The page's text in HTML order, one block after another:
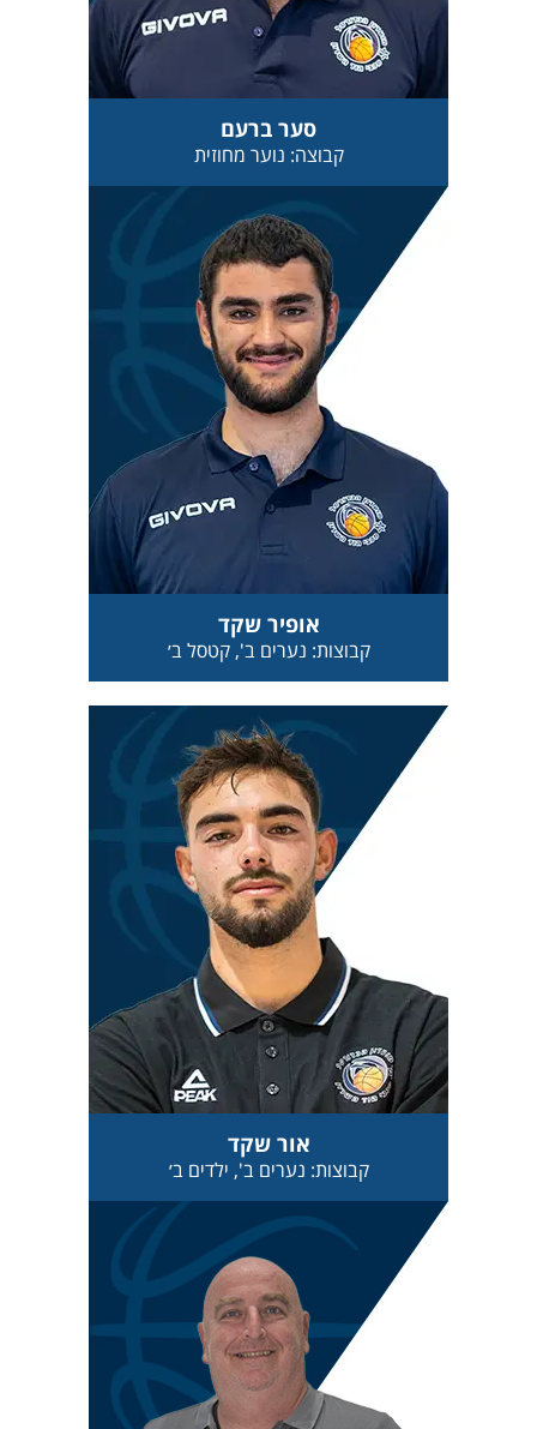
סער ברעם
קבוצה: נוער מחוזית
אופיר שקד
קבוצות: נערים ב', קטסל ב׳
אור שקד
קבוצות: נערים ב', ילדים ב׳